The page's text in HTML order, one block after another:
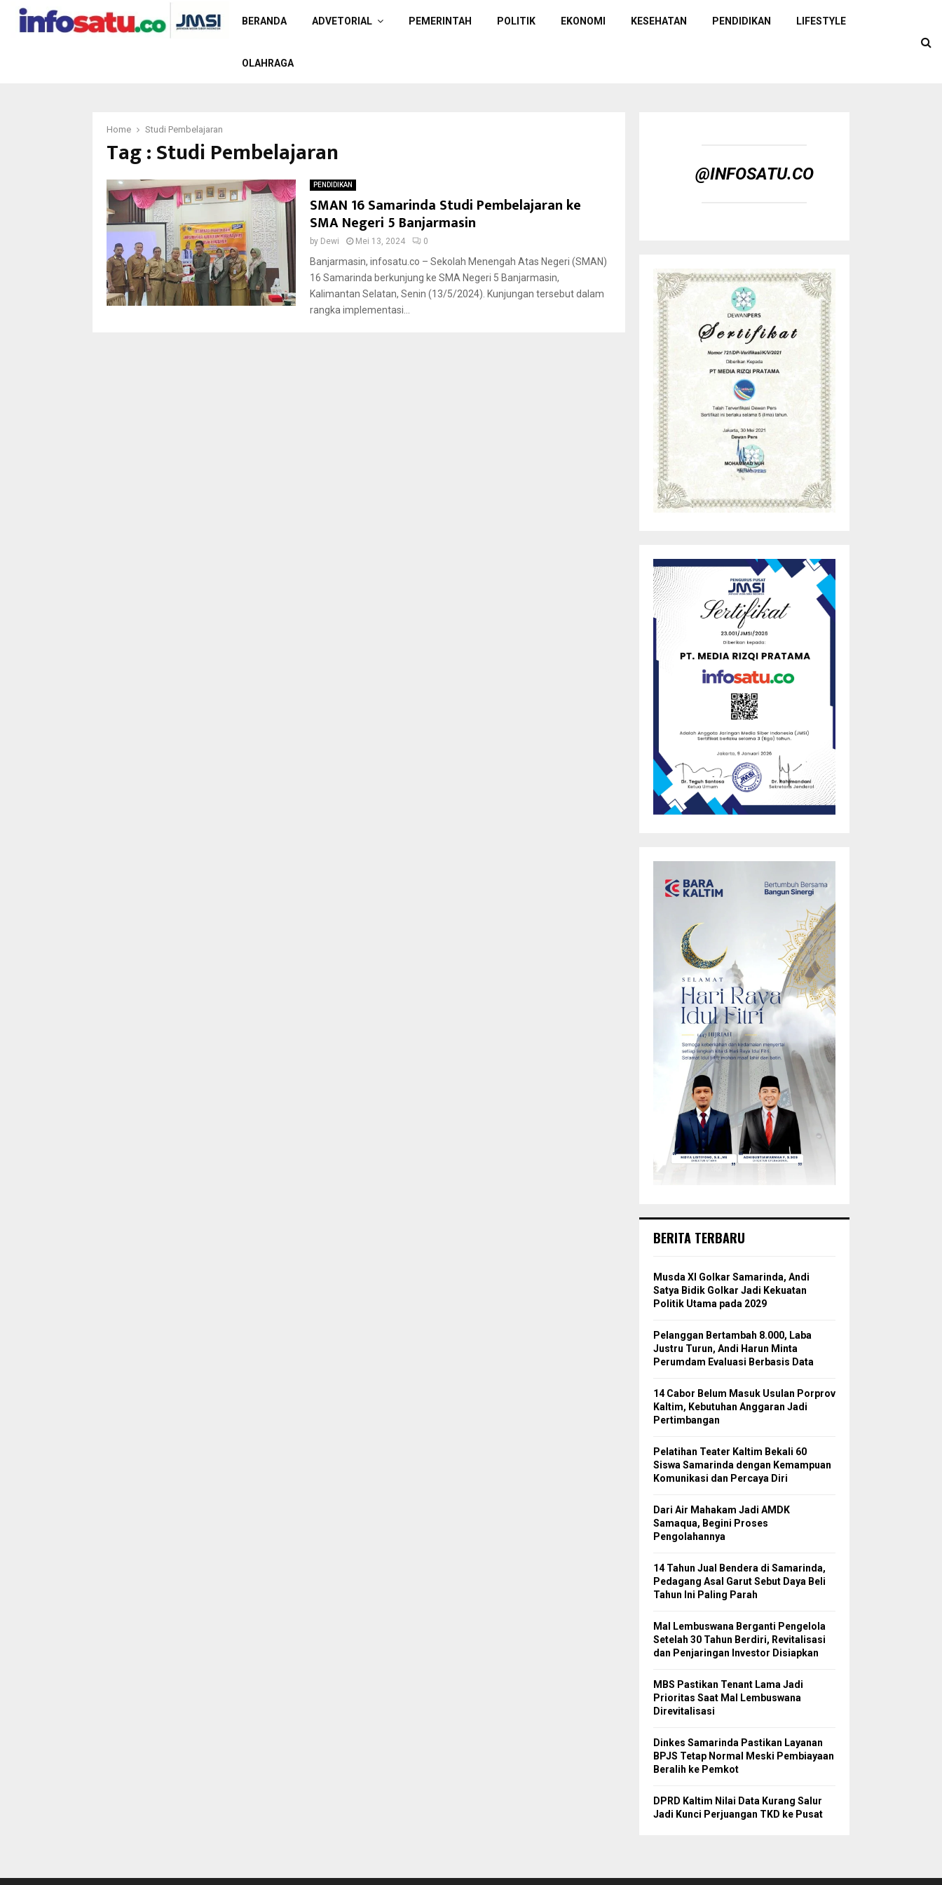
BERANDA ADVETORIAL PEMERINTAH POLITIK EKONOMI KESEHATAN PENDIDIKAN LIFESTYLE
OLAHRAGA
Home Studi Pembelajaran
Tag : Studi Pembelajaran
PENDIDIKAN
SMAN 16 Samarinda Studi Pembelajaran ke
SMA Negeri 5 Banjarmasin
by Dewi Mei 13, 2024 0
Banjarmasin, infosatu.co – Sekolah Menengah Atas Negeri (SMAN)
16 Samarinda berkunjung ke SMA Negeri 5 Banjarmasin,
Kalimantan Selatan, Senin (13/5/2024). Kunjungan tersebut dalam
rangka implementasi...
@INFOSATU.CO
BERITA TERBARU
Musda XI Golkar Samarinda, Andi
Satya Bidik Golkar Jadi Kekuatan
Politik Utama pada 2029
Pelanggan Bertambah 8.000, Laba
Justru Turun, Andi Harun Minta
Perumdam Evaluasi Berbasis Data
14 Cabor Belum Masuk Usulan Porprov
Kaltim, Kebutuhan Anggaran Jadi
Pertimbangan
Pelatihan Teater Kaltim Bekali 60
Siswa Samarinda dengan Kemampuan
Komunikasi dan Percaya Diri
Dari Air Mahakam Jadi AMDK
Samaqua, Begini Proses
Pengolahannya
14 Tahun Jual Bendera di Samarinda,
Pedagang Asal Garut Sebut Daya Beli
Tahun Ini Paling Parah
Mal Lembuswana Berganti Pengelola
Setelah 30 Tahun Berdiri, Revitalisasi
dan Penjaringan Investor Disiapkan
MBS Pastikan Tenant Lama Jadi
Prioritas Saat Mal Lembuswana
Direvitalisasi
Dinkes Samarinda Pastikan Layanan
BPJS Tetap Normal Meski Pembiayaan
Beralih ke Pemkot
DPRD Kaltim Nilai Data Kurang Salur
Jadi Kunci Perjuangan TKD ke Pusat